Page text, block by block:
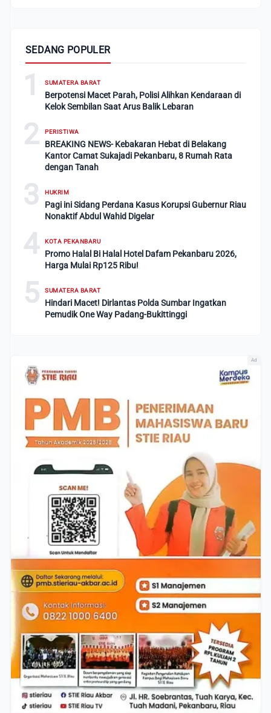
SEDANG POPULER
1 SUMATERA BARAT
Berpotensi Macet Parah, Polisi Alihkan Kendaraan di
Kelok Sembilan Saat Arus Balik Lebaran
2 PERISTIWA
BREAKING NEWS- Kebakaran Hebat di Belakang
Kantor Camat Sukajadi Pekanbaru, 8 Rumah Rata
dengan Tanah
3 HUKRIM
Pagi ini Sidang Perdana Kasus Korupsi Gubernur Riau
Nonaktif Abdul Wahid Digelar
4 KOTA PEKANBARU
Promo Halal Bi Halal Hotel Dafam Pekanbaru 2026,
Harga Mulai Rp125 Ribu!
5 SUMATERA BARAT
Hindari Macet! Dirlantas Polda Sumbar Ingatkan
Pemudik One Way Padang-Bukittinggi
Ad